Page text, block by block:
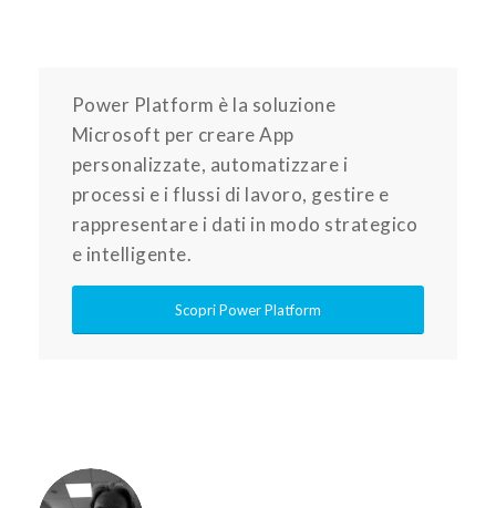
Power Platform è la soluzione
Microsoft per creare App
personalizzate, automatizzare i
processi e i flussi di lavoro, gestire e
rappresentare i dati in modo strategico
e intelligente.
Scopri Power Platform